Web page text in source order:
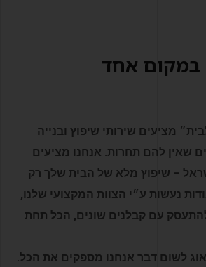
במקום אחד
מציעים שירותי שיפוץ ובנייה
שאין להם תחרות. אנחנו מציעים
– שיפוץ מלא של הבית שלך רק
נעשות ע״י הצוות המקצועי שלנו,
עם קבלנים שונים, הכל תחת
לשום דבר אנחנו מספקים את הכל.